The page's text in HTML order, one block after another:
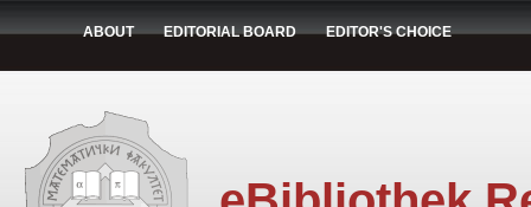
ABOUT EDITORIAL BOARD EDITOR'S CHOICE